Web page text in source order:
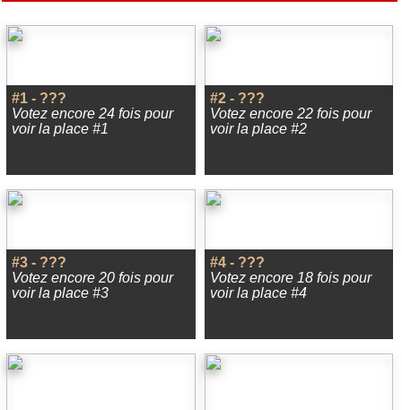
#1 - ???
Votez encore 24 fois pour
voir la place #1
#2 - ???
Votez encore 22 fois pour
voir la place #2
#3 - ???
Votez encore 20 fois pour
voir la place #3
#4 - ???
Votez encore 18 fois pour
voir la place #4